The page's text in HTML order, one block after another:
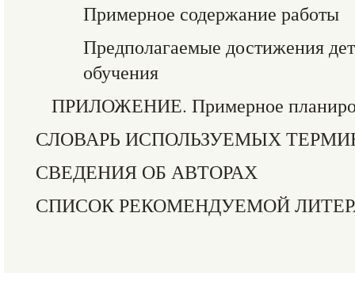
Примерное содержание работы
Предполагаемые достижения
обучения
ПРИЛОЖЕНИЕ. Примерное
СЛОВАРЬ ИСПОЛЬЗУЕМЫХ
СВЕДЕНИЯ ОБ АВТОРАХ
СПИСОК РЕКОМЕНДУЕМОЙ